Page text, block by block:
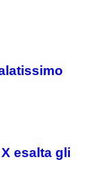
esalta gli